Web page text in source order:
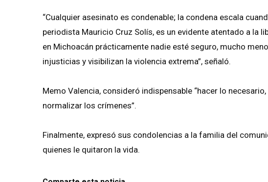
“Cualquier asesinato es condenable; la condena escala
periodista Mauricio Cruz Solís, es un evidente atentado a la
en Michoacán prácticamente nadie esté seguro, mucho
injusticias y visibilizan la violencia extrema”, señaló.
Memo Valencia, consideró indispensable “hacer lo
normalizar los crímenes”.
Finalmente, expresó sus condolencias a la familia del
quienes le quitaron la vida.